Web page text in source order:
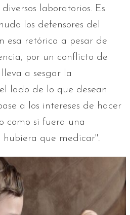
laboratorios. Es
los defensores del
esa retórica a pesar de
por un conflicto de
a sesgar la
lado de lo que desean
a los intereses de hacer
como si fuera una
que medicar".